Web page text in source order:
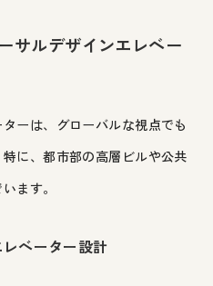
サルデザインエレベー
ーは、グローバルな視点でも
に、都市部の高層ビルや公共
ます。
ベーター設計